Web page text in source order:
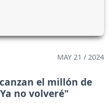
MAY 21 / 2024
el millón de
no volveré"